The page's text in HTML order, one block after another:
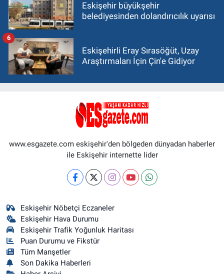
Eskişehir büyükşehir
belediyesinden dolandırıcılık uyarısı
Eskişehirli Eray Sırasöğüt, Uzay
Araştırmaları İçin Çin'e Gidiyor
6
www.esgazete.com eskişehir'den bölgeden dünyadan haberler
ile Eskişehir internette lider
Eskişehir Nöbetçi Eczaneler
Eskişehir Hava Durumu
Eskişehir Trafik Yoğunluk Haritası
Puan Durumu ve Fikstür
Tüm Manşetler
Son Dakika Haberleri